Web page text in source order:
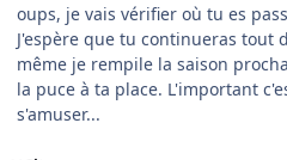
oups, je vais vérifier où tu es
J'espère que tu continueras tout
même je rempile la saison
la puce à ta place. L'important
s'amuser...